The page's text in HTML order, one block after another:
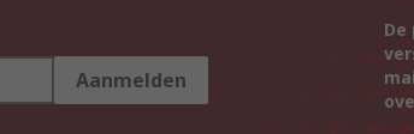
Aanmelden
De